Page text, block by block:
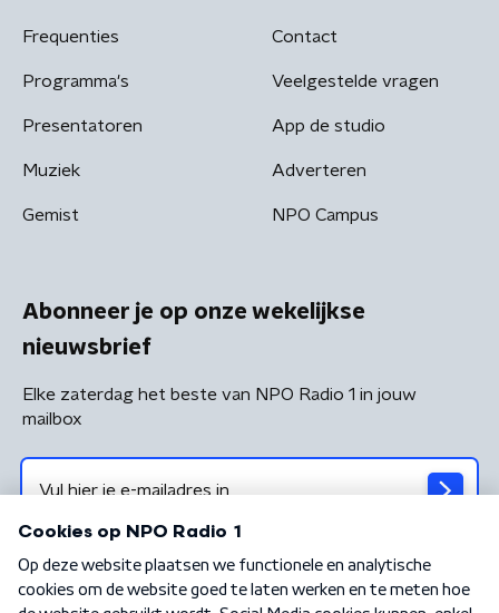
Frequenties
Programma's
Presentatoren
Muziek
Gemist
Contact
Veelgestelde vragen
App de studio
Adverteren
NPO Campus
Abonneer je op onze wekelijkse
nieuwsbrief
Elke zaterdag het beste van NPO Radio 1 in jouw
mailbox